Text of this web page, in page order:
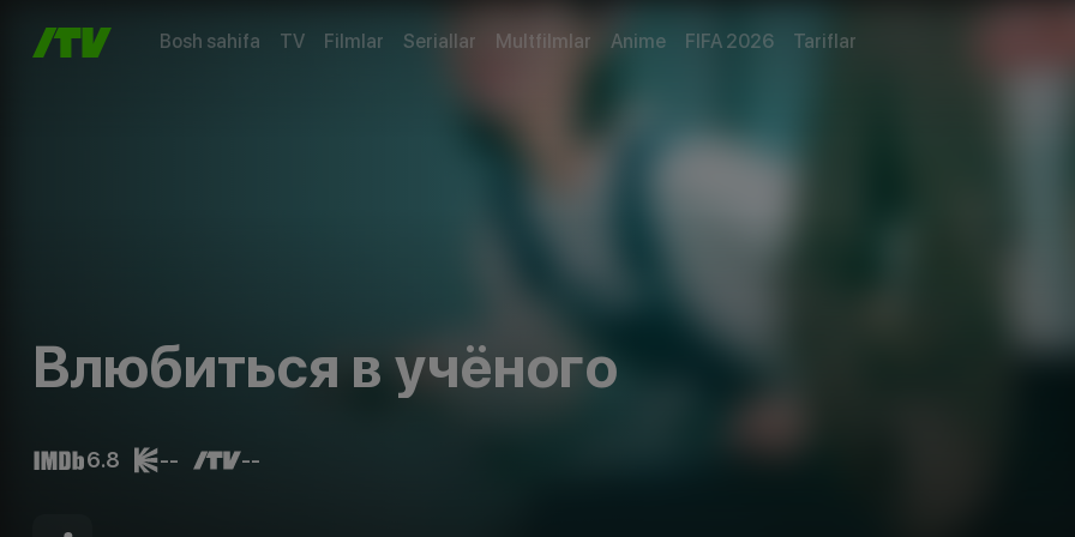
Bosh sahifa TV Filmlar Seriallar Multfilmlar Anime FIFA 2026 Tariflar
Влюбиться в учёного
6.8 -- --